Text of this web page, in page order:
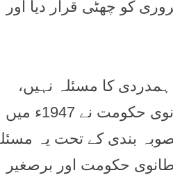
خروش سے منایا ۔ بعد میں نواز شریف کی حکومت نے 5 فروری کو چھٹی قرار دیا اور
کا مسئلہ نہیں،
کشمیر پاکستان کی شہ رگ ہے اور اسی اہمیت کی وجہ سے برطانوی حکومت نے 1947ء میں
بندی کے تحت یہ
حکومت اور برصغیر